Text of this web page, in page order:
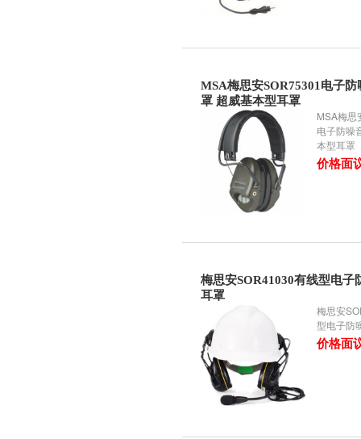
MSA梅思安SOR75301电子防
罩 超威基本型耳罩
MSA梅思
电子防噪
本型耳罩
价格面
梅思安SOR41030有线型电子
耳罩
梅思安
型电子防
价格面